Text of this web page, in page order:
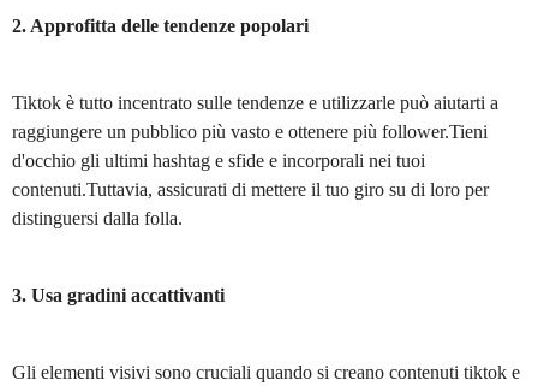
2. Approfitta delle tendenze popolari
Tiktok è tutto incentrato sulle tendenze e utilizzarle può aiutarti a
raggiungere un pubblico più vasto e ottenere più follower.Tieni
d'occhio gli ultimi hashtag e sfide e incorporali nei tuoi
contenuti.Tuttavia, assicurati di mettere il tuo giro su di loro per
distinguersi dalla folla.
3. Usa gradini accattivanti
Gli elementi visivi sono cruciali quando si creano contenuti tiktok e